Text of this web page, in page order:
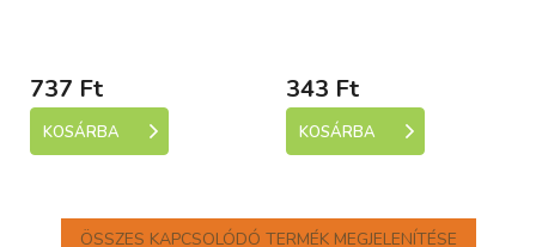
737 Ft
KOSÁRBA
343 Ft
KOSÁRBA
ÖSSZES KAPCSOLÓDÓ TERMÉK MEGJELENÍTÉSE